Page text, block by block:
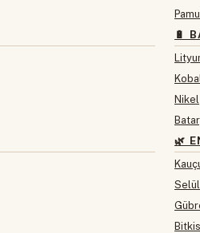
🔋
Nikel
🌿